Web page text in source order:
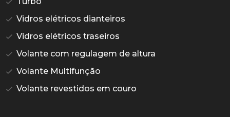
Vidros elétricos dianteiros
Vidros elétricos traseiros
Volante com regulagem de altura
Volante Multifunção
Volante revestidos em couro